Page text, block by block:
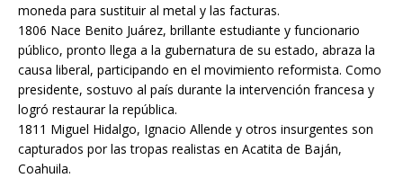
moneda para sustituir al metal y las facturas.
1806 Nace Benito Juárez, brillante estudiante y funcionario
público, pronto llega a la gubernatura de su estado, abraza la
causa liberal, participando en el movimiento reformista. Como
presidente, sostuvo al país durante la intervención francesa y
logró restaurar la república.
1811 Miguel Hidalgo, Ignacio Allende y otros insurgentes son
capturados por las tropas realistas en Acatita de Baján,
Coahuila.